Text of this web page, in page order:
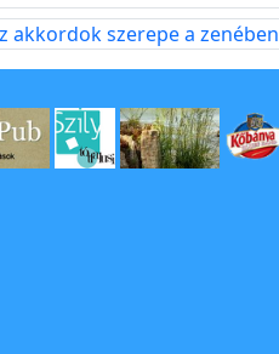
akkordok szerepe a zenében